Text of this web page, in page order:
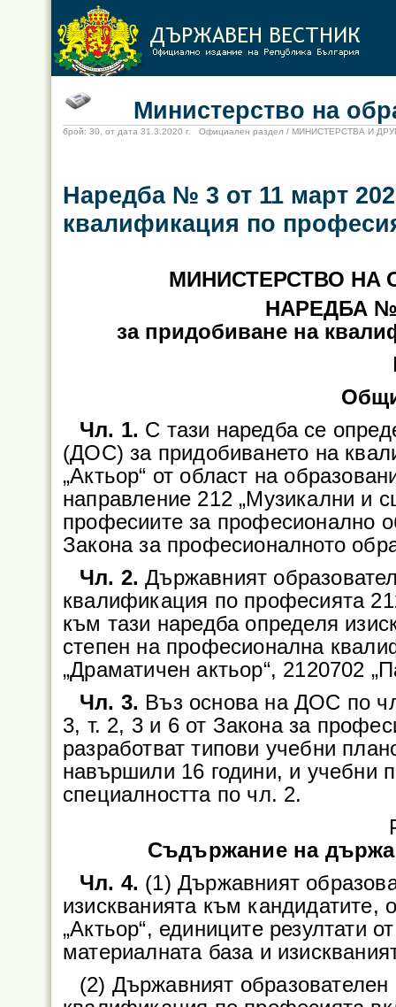
Министерство на
брой: 30, от дата 31.3.2020 г. Официален раздел / МИНИСТЕРСТВА И
Наредба № 3 от 11 март
квалификация по
МИНИСТЕРСТВО НА
НАРЕДБА №
за придобиване на
Чл. 1. С тази наредба се
(ДОС) за придобиването на
„Актьор“ от област на
направление 212 „Музикални и
професиите за професионално
Закона за професионалното
Чл. 2.Държавният
квалификация по професията
към тази наредба определя
степен на професионална
„Драматичен актьор“, 2120702
Чл. 3. Въз основа на ДОС по
3, т. 2, 3 и 6 от Закона за
разработват типови учебни
навършили 16 години, и учебни
специалността по чл. 2.
Съдържание на
Чл. 4. (1) Държавният
изискванията към кандидатите,
„Актьор“, единиците резултати
материалната база и
(2) Държавният